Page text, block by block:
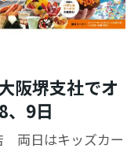
阪堺支社でオ
9日
両日はキッズカー